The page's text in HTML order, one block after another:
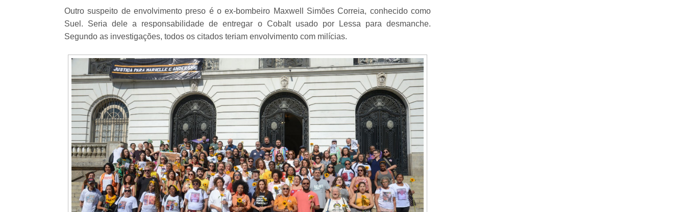
Outro suspeito de envolvimento preso é o ex-bombeiro Maxwell Simões Correia, conhecido como
Suel. Seria dele a responsabilidade de entregar o Cobalt usado por Lessa para desmanche.
Segundo as investigações, todos os citados teriam envolvimento com milícias.